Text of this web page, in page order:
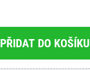
PŘIDAT DO KOŠÍKU